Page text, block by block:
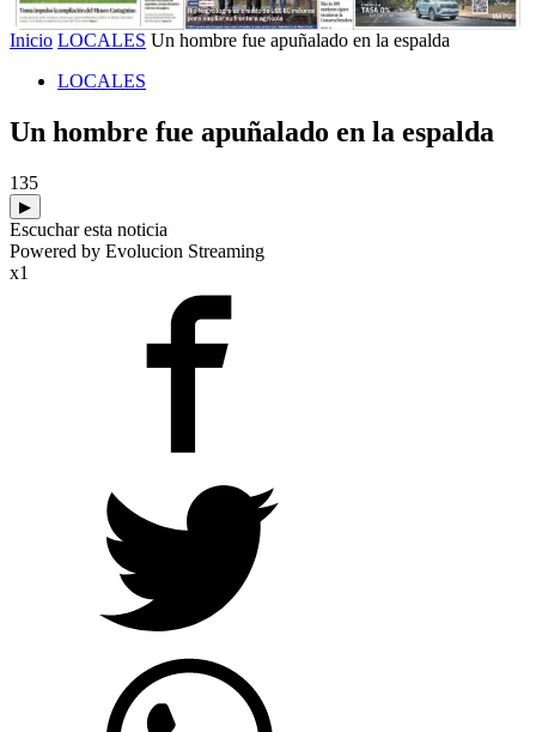
Inicio LOCALES Un hombre fue apuñalado en la espalda
LOCALES
Un hombre fue apuñalado en la espalda
135
▶
Escuchar esta noticia
Powered by Evolucion Streaming
x1